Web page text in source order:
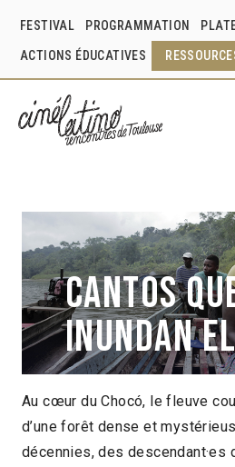
FESTIVAL PROGRAMMATION
ACTIONS ÉDUCATIVES
Cantos
inundan
Germán Arango Colombie
2023 > Panorama des
Au cœur du Chocó, le fleuve
d’une forêt dense et
décennies, des descendant·es